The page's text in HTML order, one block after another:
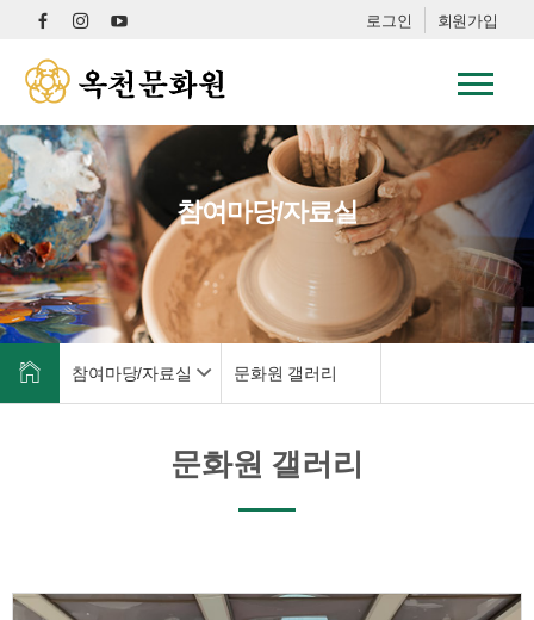
로그인 회원가입
참여마당/자료실
참여마당/자료실 문화원 갤러리
문화원 갤러리